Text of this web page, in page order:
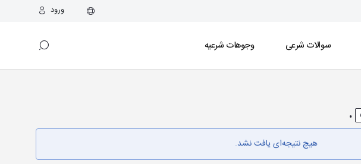
ورود
سوالات شرعی وجوهات شرعیه
.
هیچ نتیجه‌ای یافت نشد.